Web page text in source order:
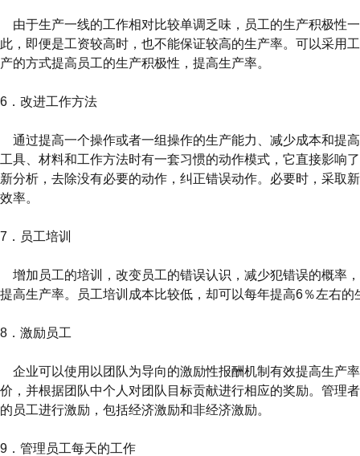
由于生产一线的工作相对比较单调乏味，员工的生产积极性
此，即便是工资较高时，也不能保证较高的生产率。可以采用
产的方式提高员工的生产积极性，提高生产率。
6．改进工作方法
通过提高一个操作或者一组操作的生产能力、减少成本和提
工具、材料和工作方法时有一套习惯的动作模式，它直接影响
新分析，去除没有必要的动作，纠正错误动作。必要时，采取
效率。
7．员工培训
增加员工的培训，改变员工的错误认识，减少犯错误的概率
提高生产率。员工培训成本比较低，却可以每年提高6％左右
8．激励员工
企业可以使用以团队为导向的激励性报酬机制有效提高生产
价，并根据团队中个人对团队目标贡献进行相应的奖励。管理
的员工进行激励，包括经济激励和非经济激励。
9．管理员工每天的工作